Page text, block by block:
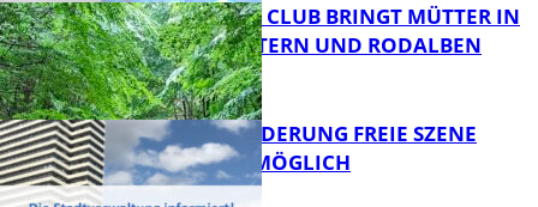
FB News
FB News
NEUER MOM CLUB BRINGT MÜTTER IN
KAISERSLAUTERN UND RODALBEN
ZUSAMMEN
PROJEKTFÖRDERUNG FREIE SZENE
WEITERHIN MÖGLICH